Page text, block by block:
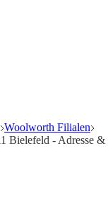
Woolworth Filialen
Bielefeld - Adresse &